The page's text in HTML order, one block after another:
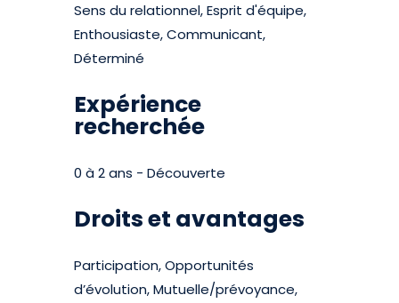
Sens du relationnel, Esprit d'équipe,
Enthousiaste, Communicant,
Déterminé
Expérience
recherchée
0 à 2 ans - Découverte
Droits et avantages
Participation, Opportunités
d’évolution, Mutuelle/prévoyance,